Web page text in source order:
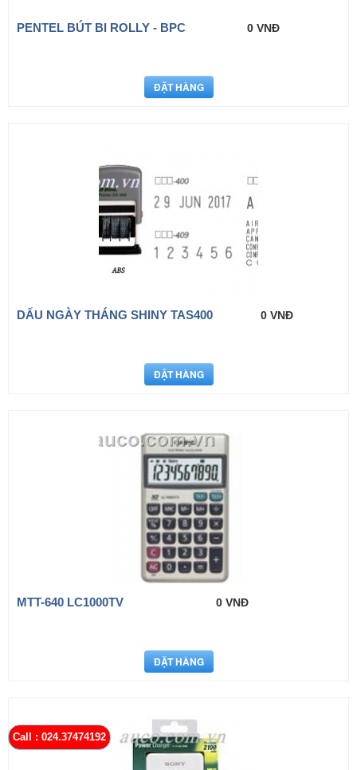
PENTEL BÚT BI ROLLY - BPC 0 VNĐ
DẤU NGÀY THÁNG SHINY TAS400 0 VNĐ
MTT-640 LC1000TV 0 VNĐ
Call : 024.37474192